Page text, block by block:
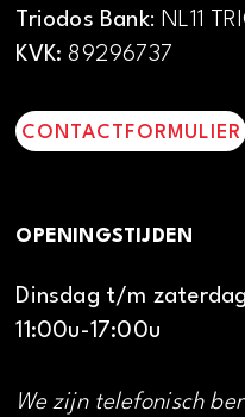
Triodos Bank: NL11
KVK: 89296737
CONTACTFORMULIER
OPENINGSTIJDEN
Dinsdag t/m
11:00u-17:00u
We zijn telefonisch